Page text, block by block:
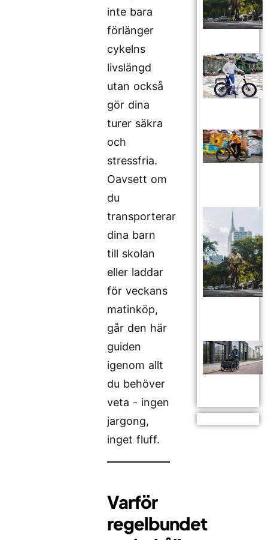
inte bara
förlänger
cykelns
livslängd
utan också
gör dina
turer säkra
och
stressfria.
Oavsett om
du
transporterar
dina barn
till skolan
eller laddar
för veckans
matinköp,
går den här
guiden
igenom allt
du behöver
veta - ingen
jargong,
inget fluff.
Varför
regelbundet